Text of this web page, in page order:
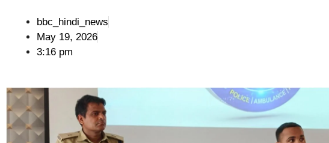
bbc_hindi_news
May 19, 2026
3:16 pm